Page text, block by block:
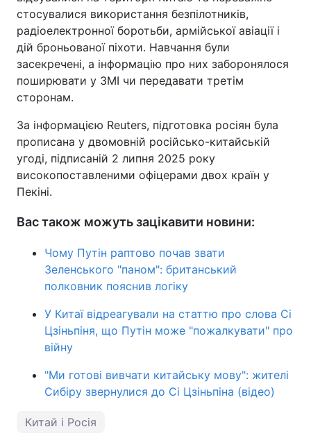
стосувалися використання безпілотників,
радіоелектронної боротьби, армійської авіації і
дій броньованої піхоти. Навчання були
засекречені, а інформацію про них заборонялося
поширювати у ЗМІ чи передавати третім
сторонам.
За інформацією Reuters, підготовка росіян була
прописана у двомовній російсько-китайській
угоді, підписаній 2 липня 2025 року
високопоставленими офіцерами двох країн у
Пекіні.
Вас також можуть зацікавити новини:
Чому Путін раптово почав звати
Зеленського "паном": британський
полковник пояснив логіку
У Китаї відреагували на статтю про слова Сі
Цзіньпіня, що Путін може "пожалкувати" про
війну
"Ми готові вивчати китайську мову": жителі
Сибіру звернулися до Сі Цзіньпіна (відео)
Китай і Росія